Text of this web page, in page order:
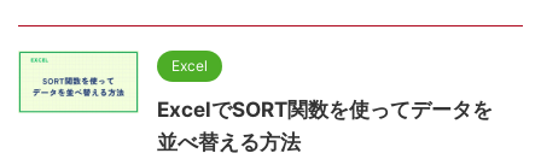
Excel
ExcelでSORT関数を使ってデータを
並べ替える方法